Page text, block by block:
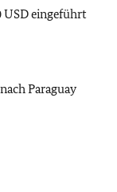
USD eingeführt
Paraguay